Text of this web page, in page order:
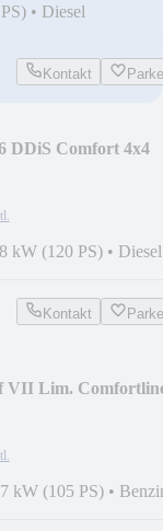
• Diesel
Kontakt
DDiS Comfort 4x4
kW (120 PS) • Diesel
Kontakt
VII Lim.
kW (105 PS) •